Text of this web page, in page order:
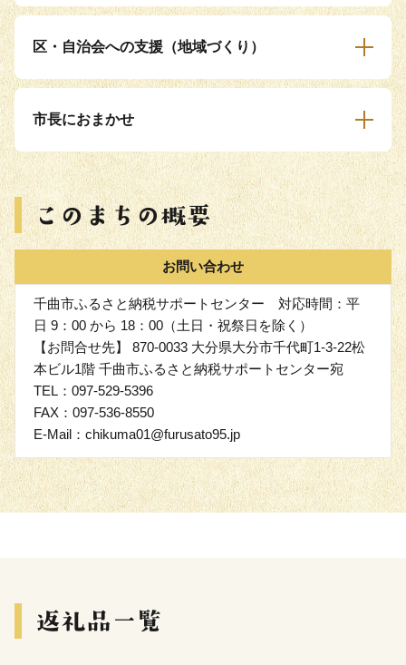
区・自治会への支援（地域づくり）
市長におまかせ
お問い合わせ
千曲市ふるさと納税サポートセンター 対応時間：平
日 9：00 から 18：00（土日・祝祭日を除く）
【お問合せ先】 870-0033 大分県大分市千代町1-3-22松
本ビル1階 千曲市ふるさと納税サポートセンター宛
TEL：097-529-5396
FAX：097-536-8550
E-Mail：chikuma01@furusato95.jp